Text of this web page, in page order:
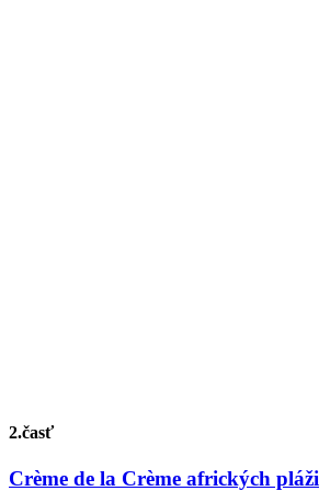
2.časť
Crème de la Crème afrických pláži